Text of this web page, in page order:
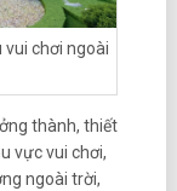
chơi ngoài
thành, thiết
vực vui chơi,
ngoài trời,